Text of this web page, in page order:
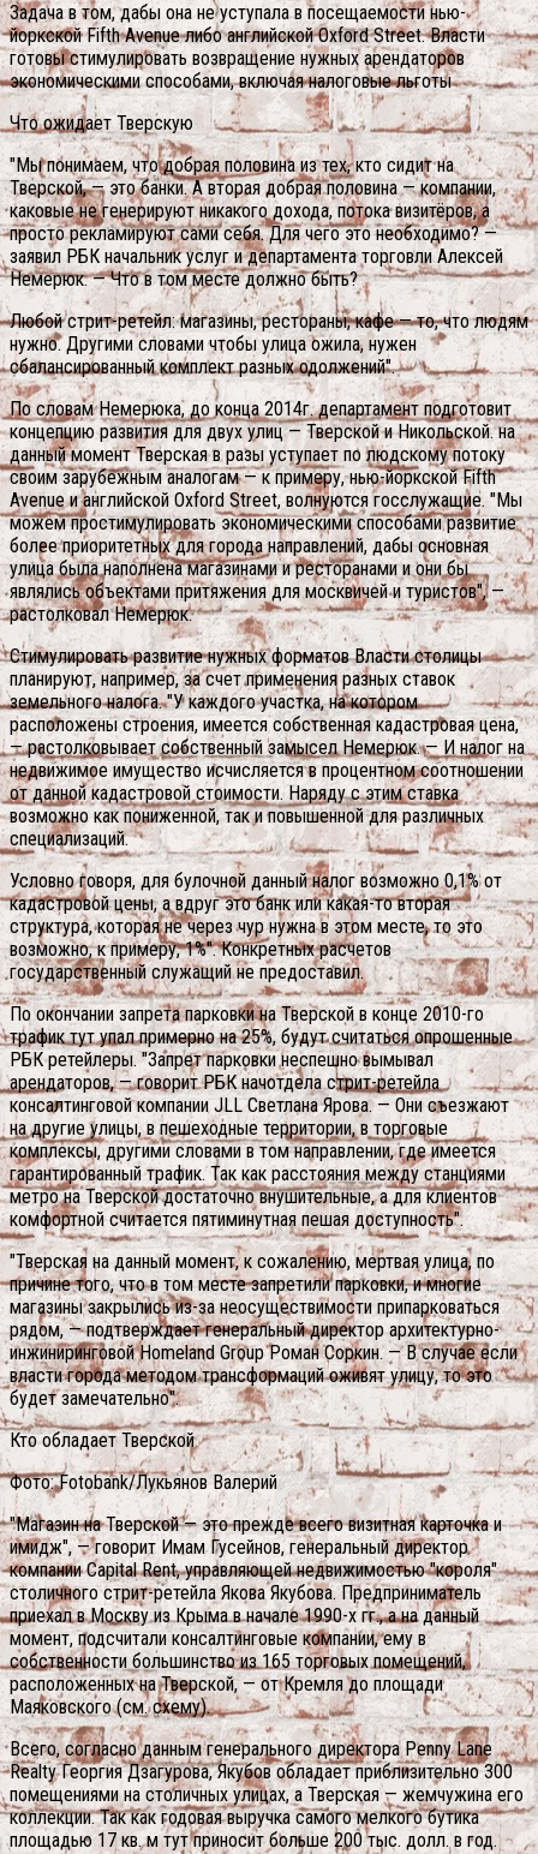
Задача в том, дабы она не уступала в посещаемости нью-
йоркской Fifth Avenue либо английской Oxford Street. Власти
готовы стимулировать возвращение нужных арендаторов
экономическими способами, включая налоговые льготы
Что ожидает Тверскую
"Мы понимаем, что добрая половина из тех, кто сидит на
Тверской, — это банки. А вторая добрая половина — компании,
каковые не генерируют никакого дохода, потока визитёров, а
просто рекламируют сами себя. Для чего это необходимо? —
заявил РБК начальник услуг и департамента торговли Алексей
Немерюк. — Что в том месте должно быть?
Любой стрит-ретейл: магазины, рестораны, кафе — то, что людям
нужно. Другими словами чтобы улица ожила, нужен
сбалансированный комплект разных одолжений".
По словам Немерюка, до конца 2014г. департамент подготовит
концепцию развития для двух улиц — Тверской и Никольской. на
данный момент Тверская в разы уступает по людскому потоку
своим зарубежным аналогам — к примеру, нью-йоркской Fifth
Avenue и английской Oxford Street, волнуются госслужащие. "Мы
можем простимулировать экономическими способами развитие
более приоритетных для города направлений, дабы основная
улица была наполнена магазинами и ресторанами и они бы
являлись объектами притяжения для москвичей и туристов", —
растолковал Немерюк.
Стимулировать развитие нужных форматов Власти столицы
планируют, например, за счет применения разных ставок
земельного налога. "У каждого участка, на котором
расположены строения, имеется собственная кадастровая цена,
— растолковывает собственный замысел Немерюк. — И налог на
недвижимое имущество исчисляется в процентном соотношении
от данной кадастровой стоимости. Наряду с этим ставка
возможно как пониженной, так и повышенной для различных
специализаций.
Условно говоря, для булочной данный налог возможно 0,1% от
кадастровой цены, а вдруг это банк или какая-то вторая
структура, которая не через чур нужна в этом месте, то это
возможно, к примеру, 1%". Конкретных расчетов
государственный служащий не предоставил.
По окончании запрета парковки на Тверской в конце 2010-го
трафик тут упал примерно на 25%, будут считаться опрошенные
РБК ретейлеры. "Запрет парковки неспешно вымывал
арендаторов, — говорит РБК начотдела стрит-ретейла
консалтинговой компании JLL Светлана Ярова. — Они съезжают
на другие улицы, в пешеходные территории, в торговые
комплексы, другими словами в том направлении, где имеется
гарантированный трафик. Так как расстояния между станциями
метро на Тверской достаточно внушительные, а для клиентов
комфортной считается пятиминутная пешая доступность".
"Тверская на данный момент, к сожалению, мертвая улица, по
причине того, что в том месте запретили парковки, и многие
магазины закрылись из-за неосуществимости припарковаться
рядом, — подтверждает генеральный директор архитектурно-
инжиниринговой Homeland Group Роман Соркин. — В случае если
власти города методом трансформаций оживят улицу, то это
будет замечательно".
Кто обладает Тверской
Фото: Fotobank/Лукьянов Валерий
"Магазин на Тверской — это прежде всего визитная карточка и
имидж", — говорит Имам Гусейнов, генеральный директор
компании Capital Rent, управляющей недвижимостью "короля"
столичного стрит-ретейла Якова Якубова. Предприниматель
приехал в Москву из Крыма в начале 1990-х гг., а на данный
момент, подсчитали консалтинговые компании, ему в
собственности большинство из 165 торговых помещений,
расположенных на Тверской, — от Кремля до площади
Маяковского (см. схему).
Всего, согласно данным генерального директора Penny Lane
Realty Георгия Дзагурова, Якубов обладает приблизительно 300
помещениями на столичных улицах, а Тверская — жемчужина его
коллекции. Так как годовая выручка самого мелкого бутика
площадью 17 кв. м тут приносит больше 200 тыс. долл. в год.